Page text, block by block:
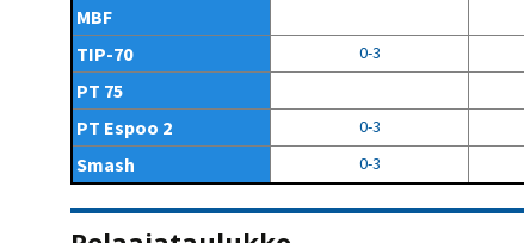
MBF
TIP-70 0-3
PT 75
PT Espoo 2 0-3
Smash 0-3